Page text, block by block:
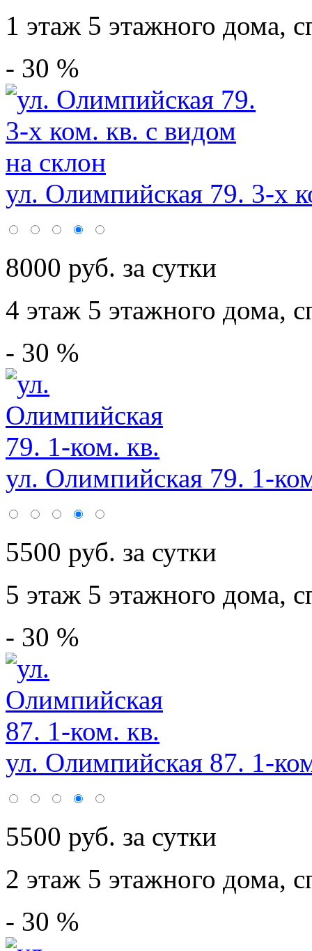
1 этаж 5 этажного дома,
- 30 %
ул. Олимпийская 79. 3-х
8000 руб. за сутки
4 этаж 5 этажного дома,
- 30 %
ул. Олимпийская 79. 1-
5500 руб. за сутки
5 этаж 5 этажного дома,
- 30 %
ул. Олимпийская 87. 1-
5500 руб. за сутки
2 этаж 5 этажного дома,
- 30 %